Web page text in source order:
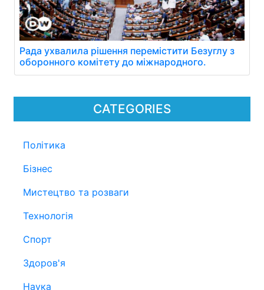
CATEGORIES
Політика
Бізнес
Мистецтво та розваги
Технологія
Спорт
Здоров'я
Наука
Рада ухвалила рішення перемістити Безуглу з
оборонного комітету до міжнародного.